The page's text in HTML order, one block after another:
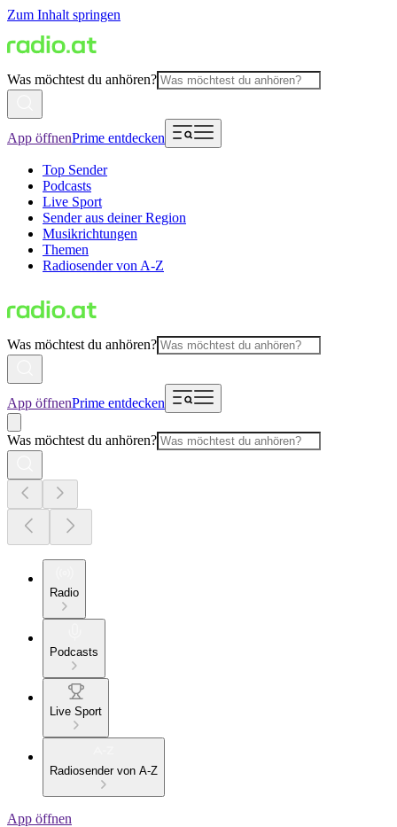
Zum Inhalt springen
Was möchtest du anhören?
App öffnenPrime entdecken
Top Sender
Podcasts
Live Sport
Sender aus deiner Region
Musikrichtungen
Themen
Radiosender von A-Z
Was möchtest du anhören?
App öffnenPrime entdecken
Was möchtest du anhören?
Radio
Podcasts
Live Sport
Radiosender von A-Z
App öffnen